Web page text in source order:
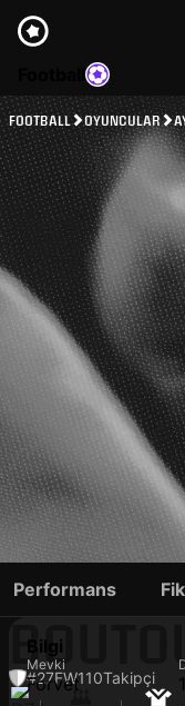
FOOTBALL OYUNCULAR
AYMEN
#27FW110Takipçi
Performans
Bilgi
Mevki
Forvet